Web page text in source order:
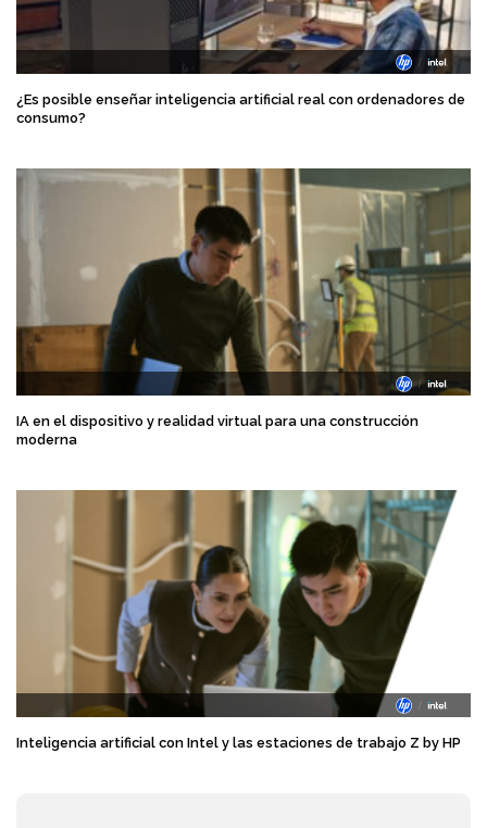
¿Es posible enseñar inteligencia artificial real con ordenadores de
consumo?
IA en el dispositivo y realidad virtual para una construcción
moderna
Inteligencia artificial con Intel y las estaciones de trabajo Z by HP